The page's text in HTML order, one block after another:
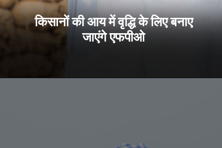
किसानों की आय में वृद्धि के लिए बनाए
जाएंगे एफपीओ